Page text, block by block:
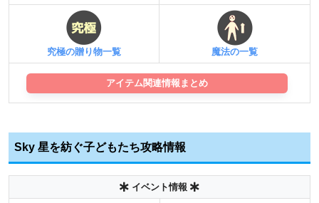
究極の贈り物一覧 魔法の一覧
アイテム関連情報まとめ
Sky 星を紡ぐ子どもたち攻略情報
イベント情報